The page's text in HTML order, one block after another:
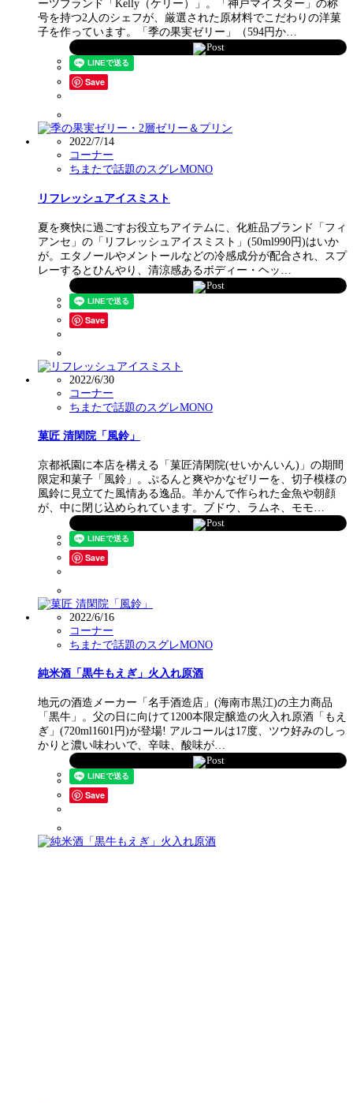
ーツブランド「Kelly（ケリー）」。「神戸マイスター」の称
号を持つ2人のシェフが、厳選された原材料でこだわりの洋菓
子を作っています。「季の果実ゼリー」（594円か…
Post
Save
2022/7/14
コーナー
ちまたで話題のスグレMONO
リフレッシュアイスミスト
夏を爽快に過ごすお役立ちアイテムに、化粧品ブランド「フィ
アンセ」の「リフレッシュアイスミスト」(50ml990円)はいか
が。エタノールやメントールなどの冷感成分が配合され、スプ
レーするとひんやり、清涼感あるボディー・ヘッ…
Post
Save
2022/6/30
コーナー
ちまたで話題のスグレMONO
菓匠 清閑院「風鈴」
京都祇園に本店を構える「菓匠清閑院(せいかんいん)」の期間
限定和菓子「風鈴」。ぷるんと爽やかなゼリーを、切子模様の
風鈴に見立てた風情ある逸品。羊かんで作られた金魚や朝顔
が、中に閉じ込められています。ブドウ、ラムネ、モモ…
Post
Save
2022/6/16
コーナー
ちまたで話題のスグレMONO
純米酒「黒牛もえぎ」火入れ原酒
地元の酒造メーカー「名手酒造店」(海南市黒江)の主力商品
「黒牛」。父の日に向けて1200本限定醸造の火入れ原酒「もえ
ぎ」(720ml1601円)が登場! アルコールは17度、ツウ好みのしっ
かりと濃い味わいで、辛味、酸味が…
Post
Save